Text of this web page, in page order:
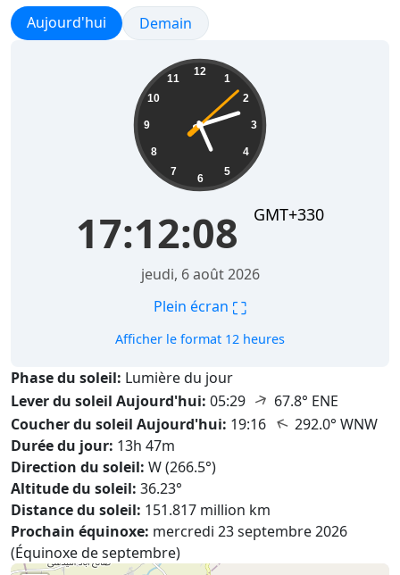
Lever et coucher du soleil
Aujourd'hui Lever et coucher du soleil
Demain
12
1
2
3
4
5
6
7
8
9
10
11
17:12:10 GMT+330
jeudi, 6 août 2026
Plein écran ⛶
Afficher le format 12 heures
Phase du soleil: Lumière du jour
Lever du soleil Aujourd'hui: 05:29 ↑ 67.8° ENE
Coucher du soleil Aujourd'hui: 19:16 ↑ 292.0° WNW
Durée du jour: 13h 47m
Direction du soleil: W (266.5°)
Altitude du soleil: 36.23°
Distance du soleil: 151.817 million km
Prochain équinoxe: mercredi 23 septembre 2026
(Équinoxe de septembre)